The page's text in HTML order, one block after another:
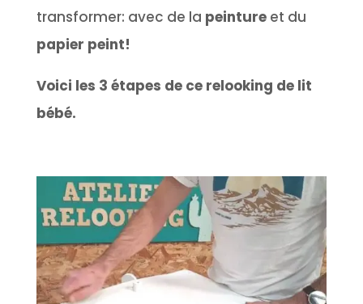
transformer: avec de la peintureet du
papier peint!
Voici les 3 étapes de ce relooking de lit
bébé.